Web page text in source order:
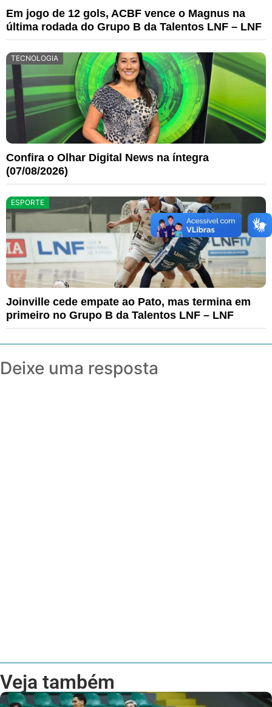
Em jogo de 12 gols, ACBF vence o Magnus na
última rodada do Grupo B da Talentos LNF – LNF
TECNOLOGIA
Confira o Olhar Digital News na íntegra
(07/08/2026)
ESPORTE
Joinville cede empate ao Pato, mas termina em
primeiro no Grupo B da Talentos LNF – LNF
Deixe uma resposta
Veja também